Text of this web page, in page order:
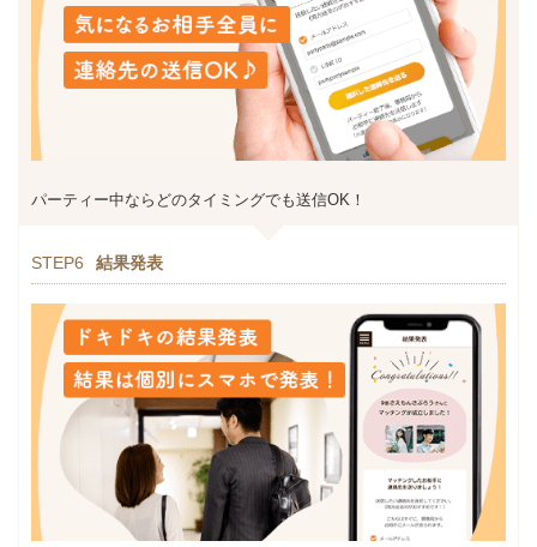
パーティー中ならどのタイミングでも送信OK！
STEP6 結果発表